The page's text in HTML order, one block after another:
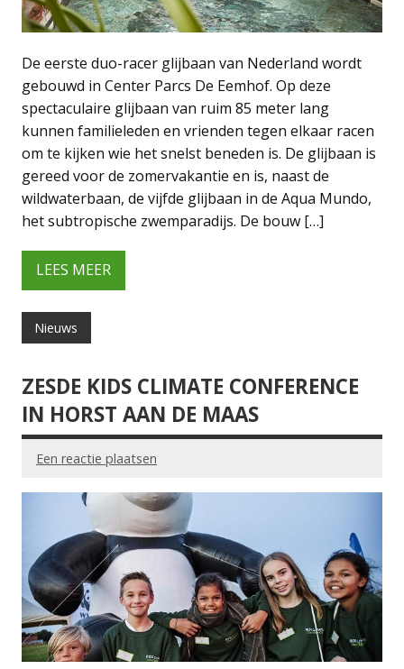
De eerste duo-racer glijbaan van Nederland wordt
gebouwd in Center Parcs De Eemhof. Op deze
spectaculaire glijbaan van ruim 85 meter lang
kunnen familieleden en vrienden tegen elkaar racen
om te kijken wie het snelst beneden is. De glijbaan is
gereed voor de zomervakantie en is, naast de
wildwaterbaan, de vijfde glijbaan in de Aqua Mundo,
het subtropische zwemparadijs. De bouw […]
LEES MEER
Nieuws
ZESDE KIDS CLIMATE CONFERENCE
IN HORST AAN DE MAAS
Een reactie plaatsen